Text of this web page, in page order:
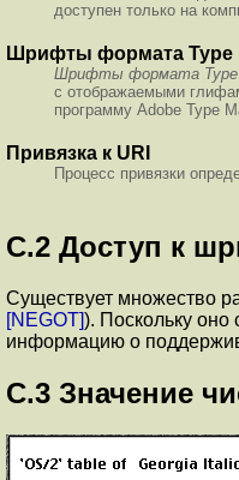
доступен только на
Шрифты формата Type
Шрифты формата Type
с отображаемыми
программу Adobe Type
Привязка к URI
Процесс привязки
C.2 Доступ к
Существует множество
[NEGOT]). Поскольку оно
информацию о
C.3 Значение